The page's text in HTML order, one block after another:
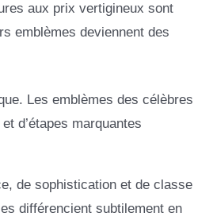
aux prix vertigineux sont
emblèmes deviennent des
Les emblèmes des célèbres
d’étapes marquantes
de sophistication et de classe
différencient subtilement en